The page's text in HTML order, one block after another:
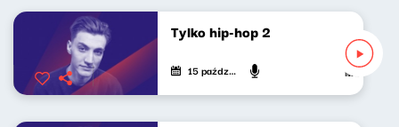
Tylko hip-hop 2
15 października 2021 Mateusz